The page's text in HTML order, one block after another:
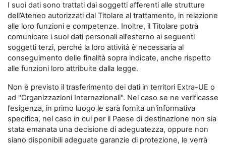
I suoi dati sono trattati dai soggetti afferenti alle strutture
dell’Ateneo autorizzati dal Titolare al trattamento, in relazione
alle loro funzioni e competenze. Inoltre, il Titolare potrà
comunicare i suoi dati personali all’esterno ai seguenti
soggetti terzi, perché la loro attività è necessaria al
conseguimento delle finalità sopra indicate, anche rispetto
alle funzioni loro attribuite dalla legge.
Non è previsto il trasferimento dei dati in territori Extra-UE o
ad "Organizzazioni Internazionali". Nel caso se ne verificasse
l’esigenza, in primo luogo le sarà fornita un'informativa
specifica, nel caso in cui per il Paese di destinazione non sia
stata emanata una decisione di adeguatezza, oppure non
siano disponibili adeguate garanzie di protezione, le verrà